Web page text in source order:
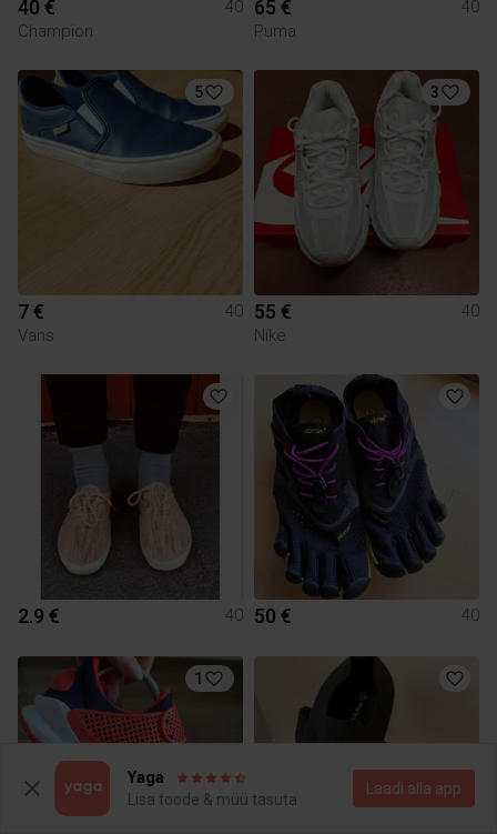
40 €
40
Champion
65 €
40
Puma
5
7 €
40
Vans
3
55 €
40
Nike
2.9 € 40 50 € 40
1
Yaga
Lisa toode & müü tasuta
Laadi alla äpp